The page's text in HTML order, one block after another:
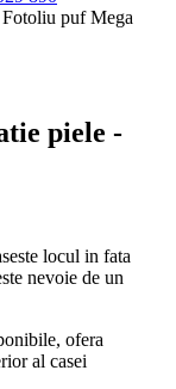
puf Mega
piele -
locul in fata
nevoie de un
ofera
al casei